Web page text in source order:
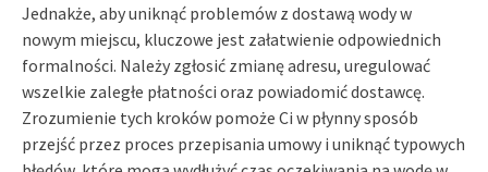
Jednakże, aby uniknąć problemów z dostawą wody w
nowym miejscu, kluczowe jest załatwienie odpowiednich
formalności. Należy zgłosić zmianę adresu, uregulować
wszelkie zaległe płatności oraz powiadomić dostawcę.
Zrozumienie tych kroków pomoże Ci w płynny sposób
przejść przez proces przepisania umowy i uniknąć typowych